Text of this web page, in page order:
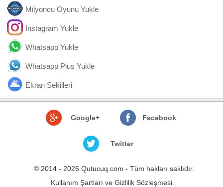
Milyoncu Oyunu Yukle
Instagram Yukle
Whatsapp Yukle
Whatsapp Plus Yukle
Ekran Sekilleri
Google+ Facebook
Twitter
© 2014 - 2026 Qutucuq.com - Tüm hakları saklıdır.
Kullanım Şartları ve Gizlilik Sözleşmesi